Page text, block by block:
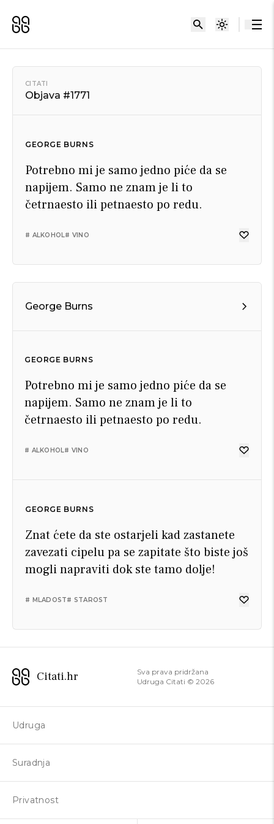
CITATI
Objava #1771
GEORGE BURNS
Potrebno mi je samo jedno piće da se
napijem. Samo ne znam je li to
četrnaesto ili petnaesto po redu.
# ALKOHOL# VINO
George Burns
GEORGE BURNS
Potrebno mi je samo jedno piće da se
napijem. Samo ne znam je li to
četrnaesto ili petnaesto po redu.
# ALKOHOL# VINO
GEORGE BURNS
Znat ćete da ste ostarjeli kad zastanete
zavezati cipelu pa se zapitate što biste još
mogli napraviti dok ste tamo dolje!
# MLADOST# STAROST
Citati.hr
Sva prava pridržana
Udruga Citati © 2026
Udruga
Suradnja
Privatnost